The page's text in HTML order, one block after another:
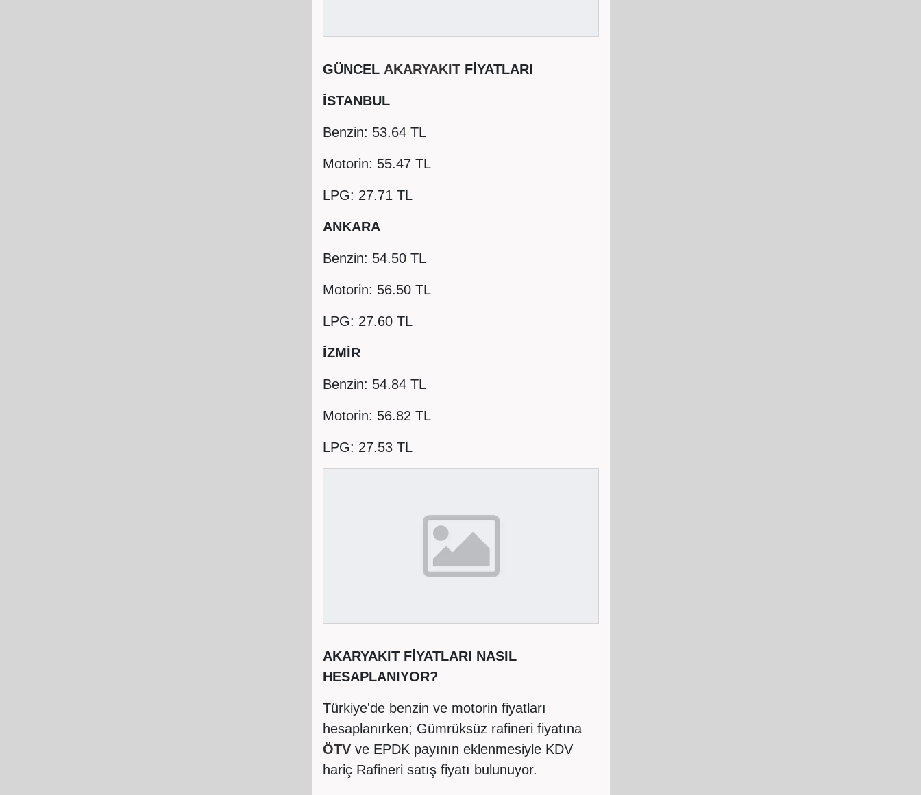
GÜNCEL AKARYAKITFİYATLARI
İSTANBUL
Benzin: 53.64 TL
Motorin: 55.47 TL
LPG: 27.71 TL
ANKARA
Benzin: 54.50 TL
Motorin: 56.50 TL
LPG: 27.60 TL
İZMİR
Benzin: 54.84 TL
Motorin: 56.82 TL
LPG: 27.53 TL
AKARYAKIT FİYATLARI NASIL
HESAPLANIYOR?
Türkiye'de benzin ve motorin fiyatları
hesaplanırken; Gümrüksüz rafineri fiyatına
ÖTVve EPDK payının eklenmesiyle KDV
hariç Rafineri satış fiyatı bulunuyor.